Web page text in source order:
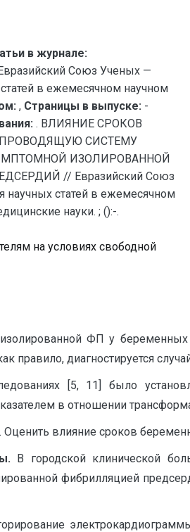
в журнале:
Союз Ученых —
в ежемесячном научном
, Страницы в выпуске: -
. ВЛИЯНИЕ СРОКОВ
СИСТЕМУ
ИЗОЛИРОВАННОЙ
// Евразийский Союз
научных статей в ежемесячном
науки. ; ():-.
на условиях свободной
ФП у
правило, диагностируется
[5, 11] было
в отношении
. Оценить влияние сроков
В городской клинической
фибрилляцией